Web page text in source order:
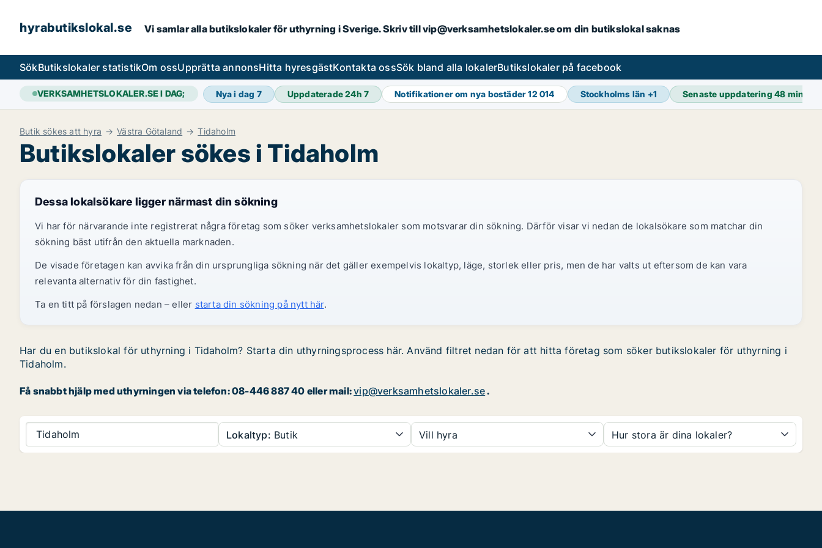
hyrabutikslokal.se Vi samlar alla butikslokaler för uthyrning i Sverige. Skriv till vip@verksamhetslokaler.se om din butikslokal saknas
SökButikslokaler statistikOm ossUpprätta annonsHitta hyresgästKontakta ossSök bland alla lokalerButikslokaler på facebook
VERKSAMHETSLOKALER.SE I DAG; Nya i dag 7 Uppdaterade 24h7 Notifikationer om nya bostäder12 014 Stockholms län +1 Senaste uppdatering48 min
Butik sökes att hyra Västra Götaland Tidaholm
Butikslokaler sökes i Tidaholm
Dessa lokalsökare ligger närmast din sökning
Vi har för närvarande inte registrerat några företag som söker verksamhetslokaler som motsvarar din sökning. Därför visar vi nedan de lokalsökare som matchar din
sökning bäst utifrån den aktuella marknaden.
De visade företagen kan avvika från din ursprungliga sökning när det gäller exempelvis lokaltyp, läge, storlek eller pris, men de har valts ut eftersom de kan vara
relevanta alternativ för din fastighet.
Ta en titt på förslagen nedan – eller starta din sökning på nytt här.
Har du en butikslokal för uthyrning i Tidaholm? Starta din uthyrningsprocess här. Använd filtret nedan för att hitta företag som söker butikslokaler för uthyrning i
Tidaholm.
Få snabbt hjälp med uthyrningen via telefon: 08-446 887 40 eller mail:vip@verksamhetslokaler.se.
Tidaholm Lokaltyp: Butik Vill hyra Hur stora är dina lokaler?